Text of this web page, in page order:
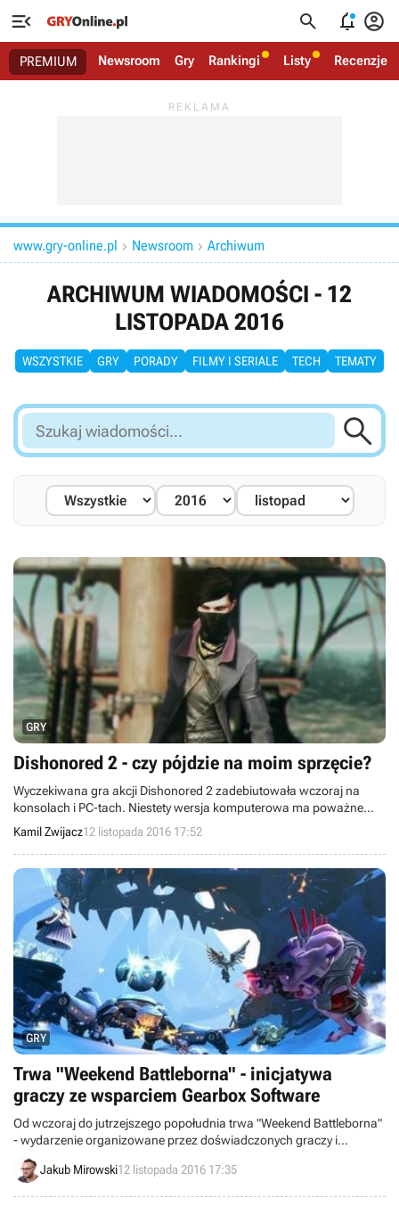
   
PREMIUM Newsroom Gry Rankingi Listy Recenzje
www.gry-online.pl  Newsroom  Archiwum
ARCHIWUM WIADOMOŚCI - 12
LISTOPADA 2016
WSZYSTKIE GRY PORADY FILMY I SERIALE TECH TEMATY
Szukaj
wiadomości...

GRY
Dishonored 2 - czy pójdzie na moim sprzęcie?
Wyczekiwana gra akcji Dishonored 2 zadebiutowała wczoraj na
konsolach i PC-tach. Niestety wersja komputerowa ma poważne
problemy z optymalizacją, więc po raz kolejny zadajemy pytanie "Czy
pójdzie na moim sprzęcie?".
Kamil Zwijacz12 listopada 2016 17:52
GRY
Trwa "Weekend Battleborna" - inicjatywa
graczy ze wsparciem Gearbox Software
Od wczoraj do jutrzejszego popołudnia trwa "Weekend Battleborna"
- wydarzenie organizowane przez doświadczonych graczy i
wspierane przez deweloperów, które ma przyciągnąć do gry
większą liczbę nowych osób.
Jakub Mirowski12 listopada 2016 17:35